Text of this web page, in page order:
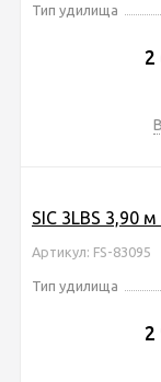
Тип удилища
2
SIC 3LBS 3,90
Артикул: FS-83095
Тип удилища
2